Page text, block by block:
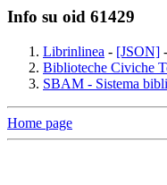
Info su oid 61429
Librinlinea - [JSON] -
Biblioteche Civiche
SBAM - Sistema
Home page